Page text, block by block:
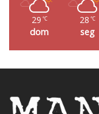
29 ℃
dom
28 ℃
seg